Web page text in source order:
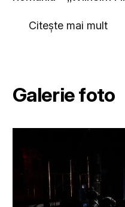
Citește mai mult
Galerie foto